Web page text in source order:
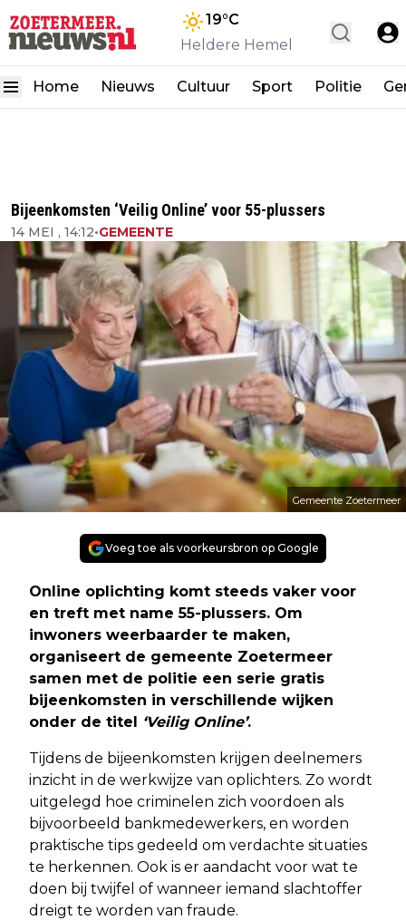
19°C
Heldere Hemel
Home Nieuws Cultuur Sport Politie
Bijeenkomsten ‘Veilig Online’ voor 55-plussers
14 MEI , 14:12•GEMEENTE
Gemeente Zoetermeer
Voeg toe als voorkeursbron op Google
Online oplichting komt steeds vaker voor
en treft met name 55-plussers. Om
inwoners weerbaarder te maken,
organiseert de gemeente Zoetermeer
samen met de politie een serie gratis
bijeenkomsten in verschillende wijken
onder de titel ‘Veilig Online’.
Tijdens de bijeenkomsten krijgen deelnemers
inzicht in de werkwijze van oplichters. Zo wordt
uitgelegd hoe criminelen zich voordoen als
bijvoorbeeld bankmedewerkers, en worden
praktische tips gedeeld om verdachte situaties
te herkennen. Ook is er aandacht voor wat te
doen bij twijfel of wanneer iemand slachtoffer
dreigt te worden van fraude.